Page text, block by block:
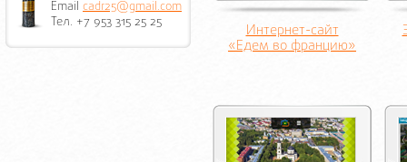
Email cadr25@gmail.com
Тел. +7 953 315 25 25
Интернет-сайт
«Едем во францию»